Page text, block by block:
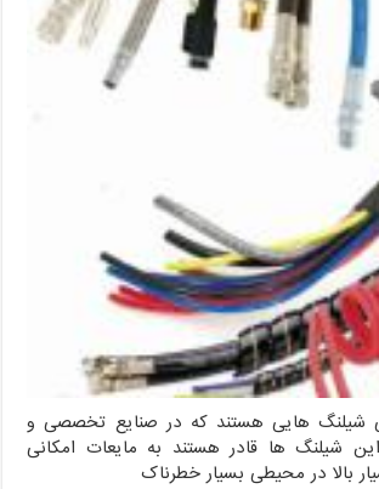
شیلنگ هایی هستند که در صنایع تخصصی و
شیلنگ ها قادر هستند به مایعات امکانی
بالا در محیطی بسیار خطرناک